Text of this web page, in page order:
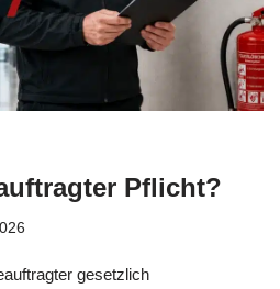
Pflicht?
gesetzlich